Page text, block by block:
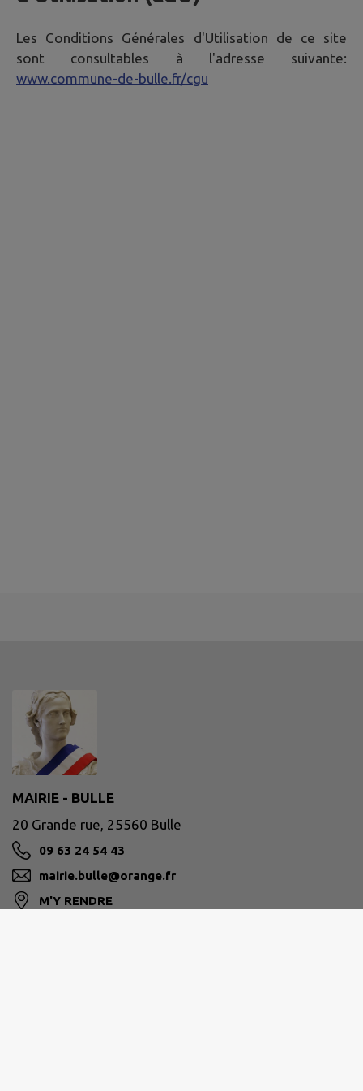
Les Conditions Générales d'Utilisation de ce site
sont consultables à l'adresse suivante:
www.commune-de-bulle.fr/cgu
MAIRIE - BULLE
20 Grande rue, 25560 Bulle
09 63 24 54 43
mairie.bulle@orange.fr
M'Y RENDRE